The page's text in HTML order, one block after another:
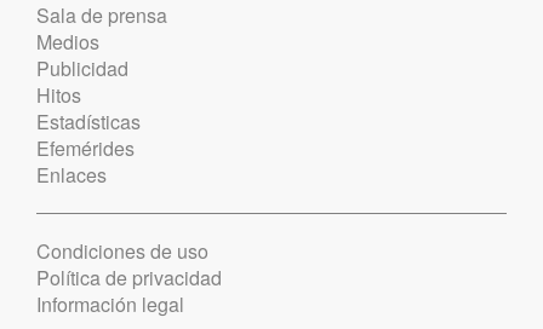
Sala de prensa
Medios
Publicidad
Hitos
Estadísticas
Efemérides
Enlaces
Condiciones de uso
Política de privacidad
Información legal